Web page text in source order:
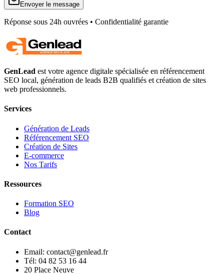
Envoyer le message
Réponse sous 24h ouvrées • Confidentialité garantie
GenLead est votre agence digitale spécialisée en référencement
SEO local, génération de leads B2B qualifiés et création de sites
web professionnels.
Services
Génération de Leads
Référencement SEO
Création de Sites
E-commerce
Nos Tarifs
Ressources
Formation SEO
Blog
Contact
Email: contact@genlead.fr
Tél: 04 82 53 16 44
20 Place Neuve